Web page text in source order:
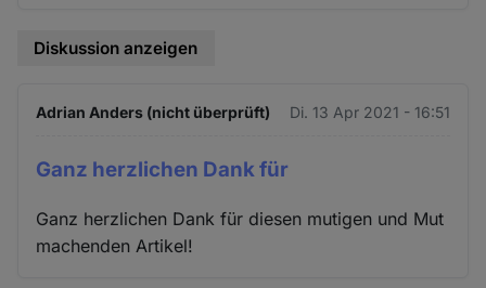
Diskussion anzeigen
Adrian Anders (nicht überprüft) Di. 13 Apr 2021 - 16:51
Ganz herzlichen Dank für
Ganz herzlichen Dank für diesen mutigen und Mut
machenden Artikel!